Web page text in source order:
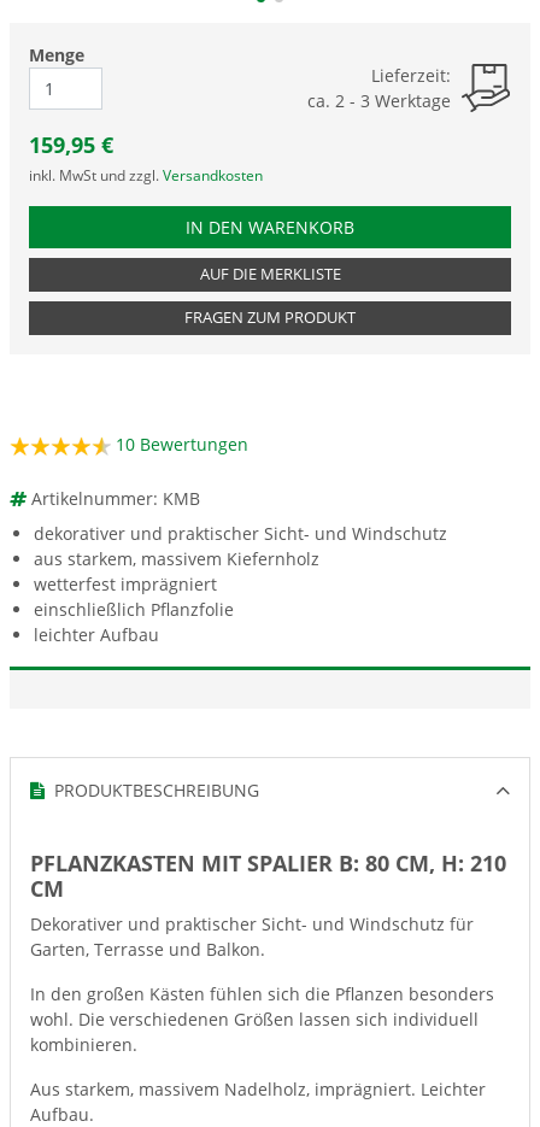
Menge
Lieferzeit:
ca. 2 - 3 Werktage
159,95 €
inkl. MwSt und zzgl. Versandkosten
PRODUKTNUMMER KMB
IN DEN WARENKORB
AUF DIE MERKLISTE
FRAGEN ZUM PRODUKT
10 Bewertungen
Artikelnummer: KMB
dekorativer und praktischer Sicht- und Windschutz
aus starkem, massivem Kiefernholz
wetterfest imprägniert
einschließlich Pflanzfolie
leichter Aufbau
PRODUKTBESCHREIBUNG
PFLANZKASTEN MIT SPALIER B: 80 CM, H: 210
CM
Dekorativer und praktischer Sicht- und Windschutz für
Garten, Terrasse und Balkon.
In den großen Kästen fühlen sich die Pflanzen besonders
wohl. Die verschiedenen Größen lassen sich individuell
kombinieren.
Aus starkem, massivem Nadelholz, imprägniert. Leichter
Aufbau.